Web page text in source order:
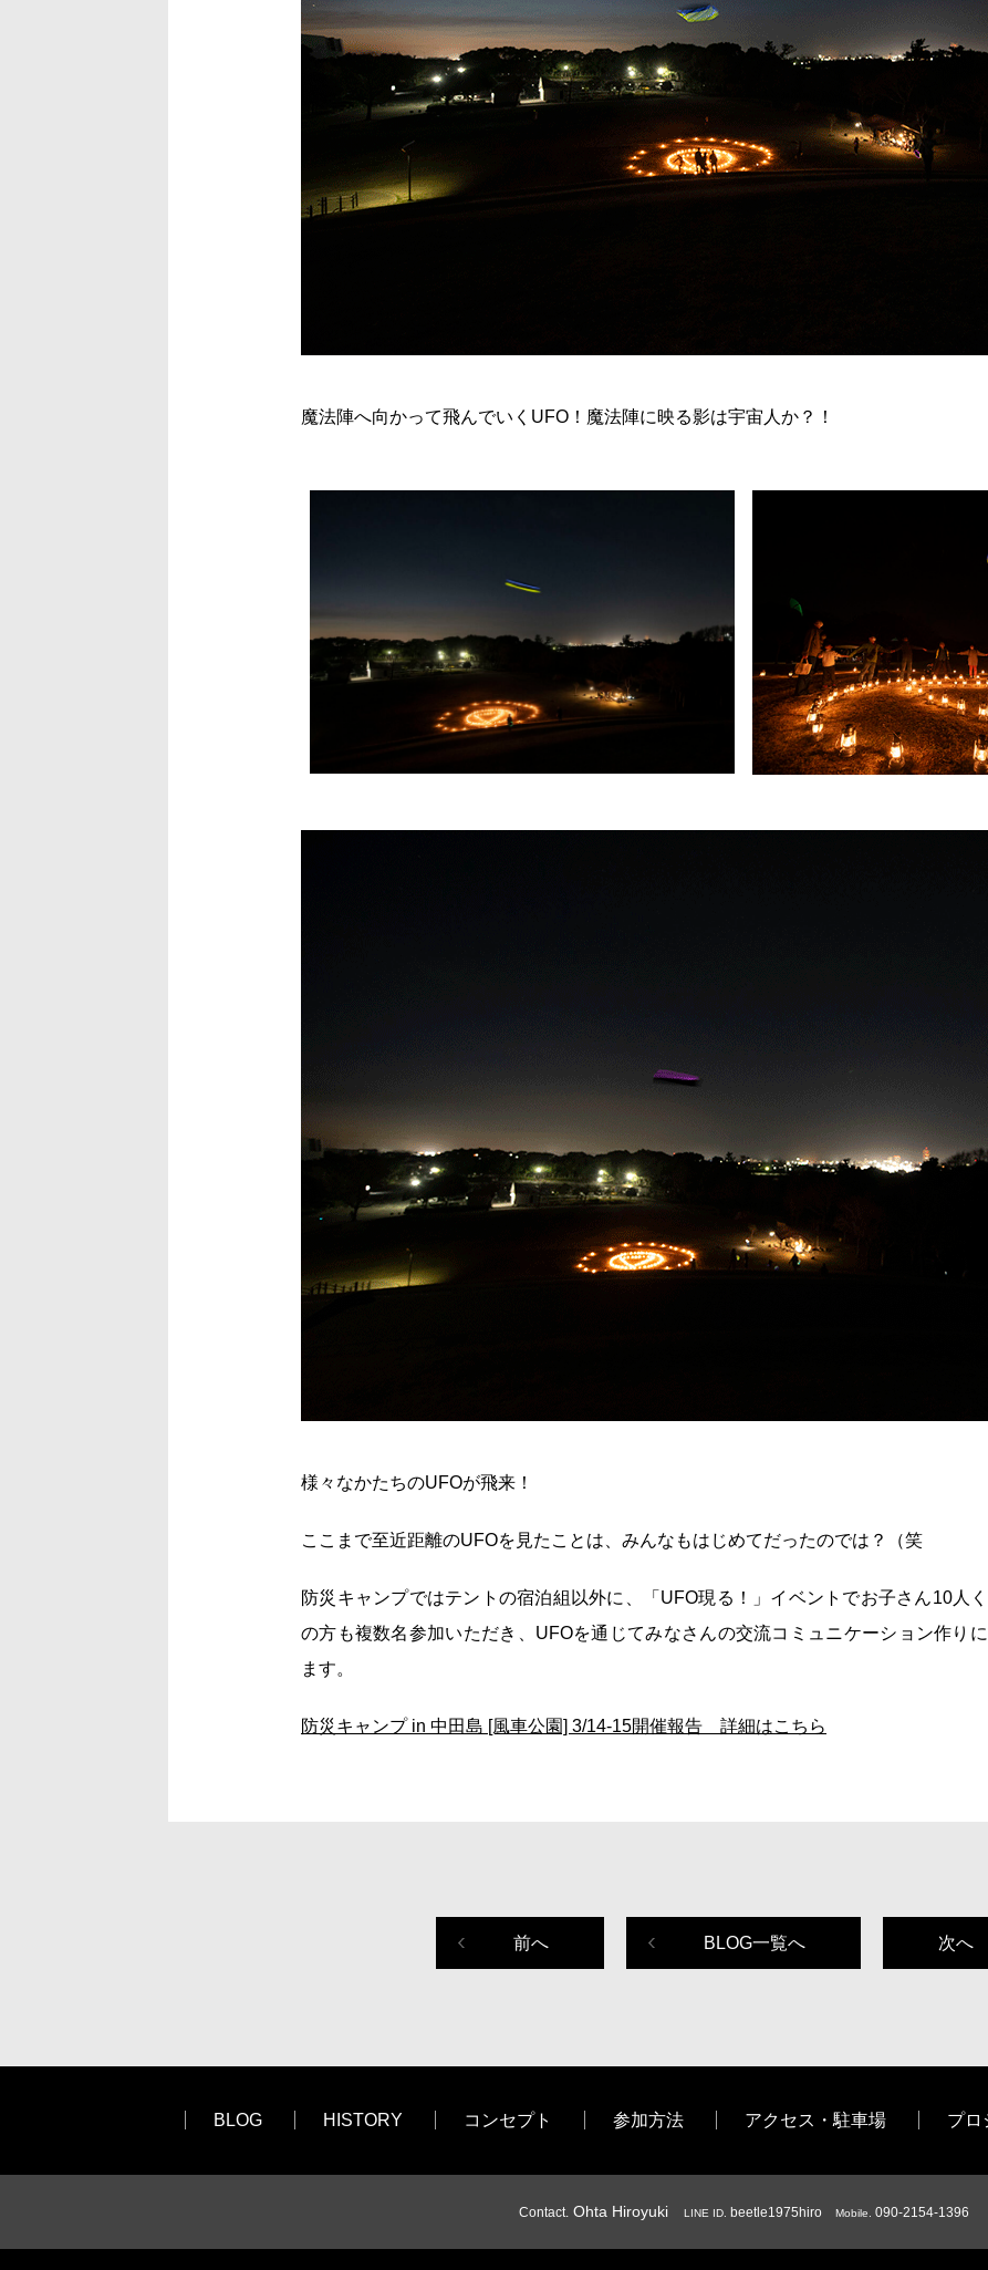
魔法陣へ向かって飛んでいくUFO！魔法陣に映る影は宇宙人か？！
様々なかたちのUFOが飛来！
ここまで至近距離のUFOを見たことは、みんなもはじめてだったのでは？（笑
防災キャンプではテントの宿泊組以外に、「UFO現る！」イベントでお子さん10人
の方も複数名参加いただき、UFOを通じてみなさんの交流コミュニケーション作り
ます。
防災キャンプ in 中田島 [風車公園] 3/14-15開催報告 詳細はこちら
前へ BLOG一覧へ 次へ
BLOG HISTORY コンセプト 参加方法 アクセス・駐車場 プロ
Contact. Ohta Hiroyuki LINE ID. beetle1975hiro Mobile. 090-2154-1396